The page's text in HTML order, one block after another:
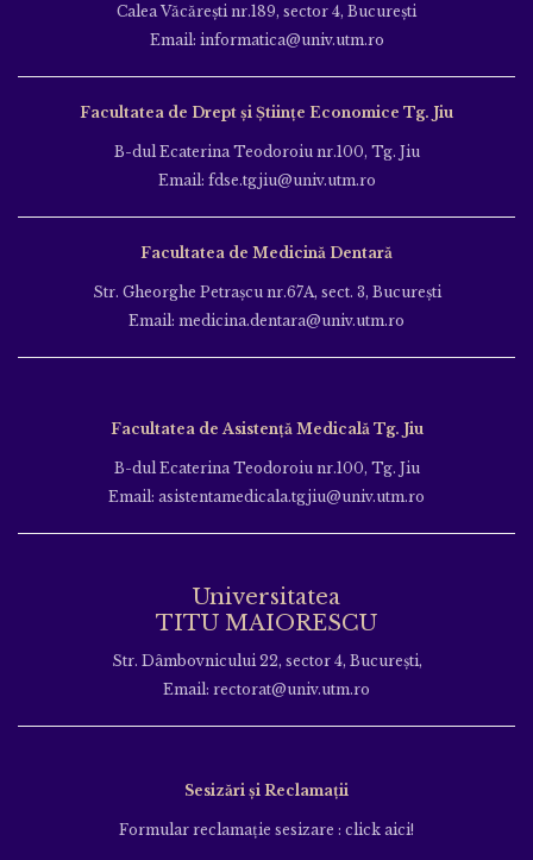
Calea Văcăreşti nr.189, sector 4, Bucureşti
Email: informatica@univ.utm.ro
Facultatea de Drept și Științe Economice Tg. Jiu
B-dul Ecaterina Teodoroiu nr.100, Tg. Jiu
Email: fdse.tgjiu@univ.utm.ro
Facultatea de Medicină Dentară
Str. Gheorghe Petraşcu nr.67A, sect. 3, Bucureşti
Email: medicina.dentara@univ.utm.ro
Facultatea de Asistență Medicală Tg. Jiu
B-dul Ecaterina Teodoroiu nr.100, Tg. Jiu
Email: asistentamedicala.tgjiu@univ.utm.ro
Universitatea
TITU MAIORESCU
Str. Dâmbovnicului 22, sector 4, București,
Email: rectorat@univ.utm.ro
Sesizări și Reclamații
Formular reclamație sesizare : click aici!